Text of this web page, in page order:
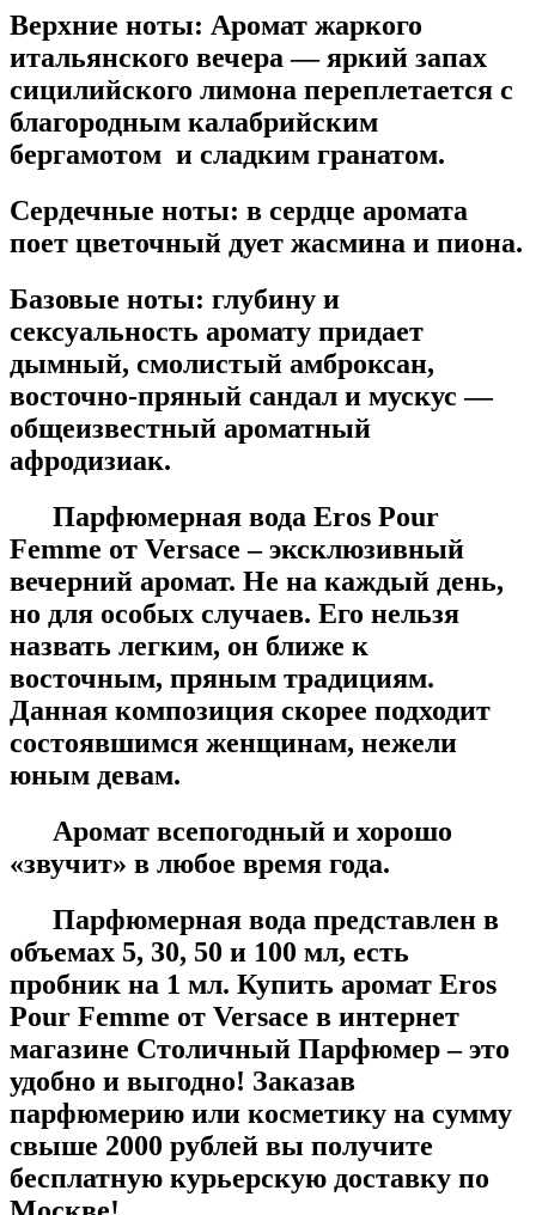
Верхние ноты: Аромат жаркого
итальянского вечера — яркий запах
сицилийского лимона переплетается с
благородным калабрийским
бергамотом и сладким гранатом.
Сердечные ноты: в сердце аромата
поет цветочный дует жасмина и пиона.
Базовые ноты: глубину и
сексуальность аромату придает
дымный, смолистый амброксан,
восточно-пряный сандал и мускус —
общеизвестный ароматный
афродизиак.
Парфюмерная вода Eros Pour
Femme от Versace – эксклюзивный
вечерний аромат. Не на каждый день,
но для особых случаев. Его нельзя
назвать легким, он ближе к
восточным, пряным традициям.
Данная композиция скорее подходит
состоявшимся женщинам, нежели
юным девам.
Аромат всепогодный и хорошо
«звучит» в любое время года.
Парфюмерная вода представлен в
объемах 5, 30, 50 и 100 мл, есть
пробник на 1 мл. Купить аромат Eros
Pour Femme от Versace в интернет
магазине Столичный Парфюмер – это
удобно и выгодно! Заказав
парфюмерию или косметику на сумму
свыше 2000 рублей вы получите
бесплатную курьерскую доставку по